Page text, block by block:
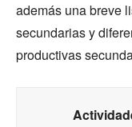
además una breve
secundarias y
productivas